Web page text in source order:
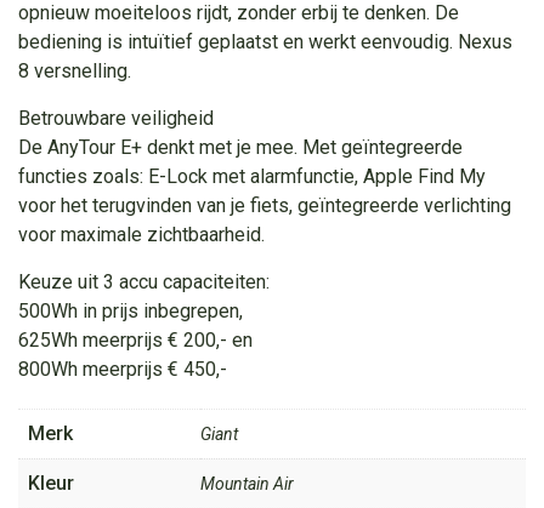
opnieuw moeiteloos rijdt, zonder erbij te denken. De
bediening is intuïtief geplaatst en werkt eenvoudig. Nexus
8 versnelling.
Betrouwbare veiligheid
De AnyTour E+ denkt met je mee. Met geïntegreerde
functies zoals: E-Lock met alarmfunctie, Apple Find My
voor het terugvinden van je fiets, geïntegreerde verlichting
voor maximale zichtbaarheid.
Keuze uit 3 accu capaciteiten:
500Wh in prijs inbegrepen,
625Wh meerprijs € 200,- en
800Wh meerprijs € 450,-
Merk Giant
Kleur Mountain Air